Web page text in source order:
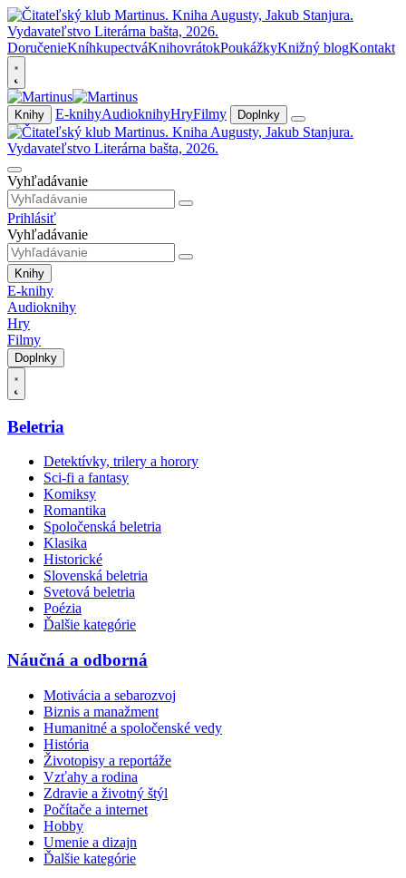
DoručenieKníhkupectváKnihovrátokPoukážkyKnižný blogKontakt
Knihy E-knihyAudioknihyHryFilmy Doplnky
Vyhľadávanie
Prihlásiť
Vyhľadávanie
Knihy
E-knihy
Audioknihy
Hry
Filmy
Doplnky
Beletria
Detektívky, trilery a horory
Sci-fi a fantasy
Komiksy
Romantika
Spoločenská beletria
Klasika
Historické
Slovenská beletria
Svetová beletria
Poézia
Ďalšie kategórie
Náučná a odborná
Motivácia a sebarozvoj
Biznis a manažment
Humanitné a spoločenské vedy
História
Životopisy a reportáže
Vzťahy a rodina
Zdravie a životný štýl
Počítače a internet
Hobby
Umenie a dizajn
Ďalšie kategórie